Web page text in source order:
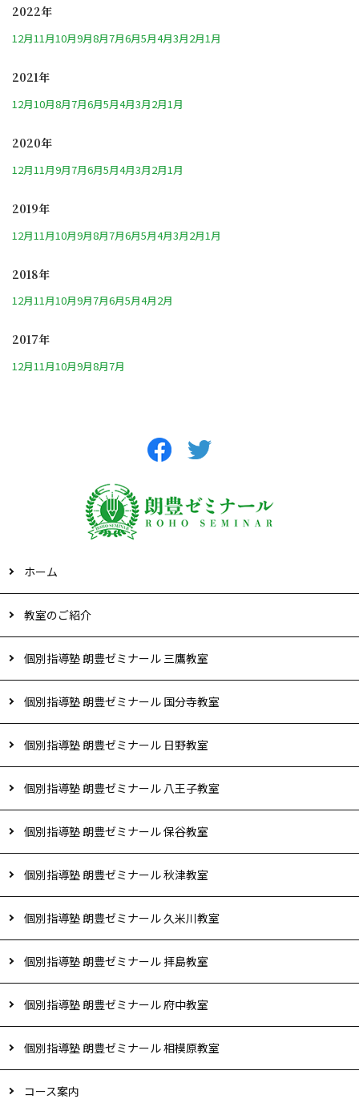
2022年
12月11月10月9月8月7月6月5月4月3月2月1月
2021年
12月10月8月7月6月5月4月3月2月1月
2020年
12月11月9月7月6月5月4月3月2月1月
2019年
12月11月10月9月8月7月6月5月4月3月2月1月
2018年
12月11月10月9月7月6月5月4月2月
2017年
12月11月10月9月8月7月
ホーム
教室のご紹介
個別指導塾 朗豊ゼミナール 三鷹教室
個別指導塾 朗豊ゼミナール 国分寺教室
個別指導塾 朗豊ゼミナール 日野教室
個別指導塾 朗豊ゼミナール 八王子教室
個別指導塾 朗豊ゼミナール 保谷教室
個別指導塾 朗豊ゼミナール 秋津教室
個別指導塾 朗豊ゼミナール 久米川教室
個別指導塾 朗豊ゼミナール 拝島教室
個別指導塾 朗豊ゼミナール 府中教室
個別指導塾 朗豊ゼミナール 相模原教室
コース案内